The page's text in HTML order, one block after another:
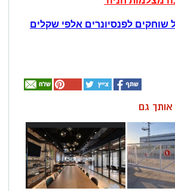
לפנסיונרים אלפי שקלים
אותך גם